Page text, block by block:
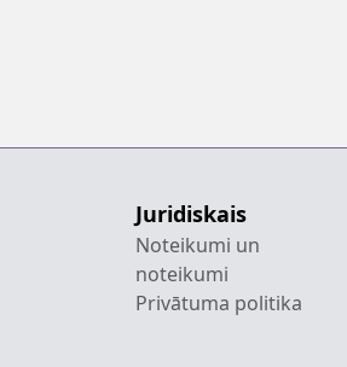
Juridiskais
Noteikumi un
noteikumi
Privātuma politika